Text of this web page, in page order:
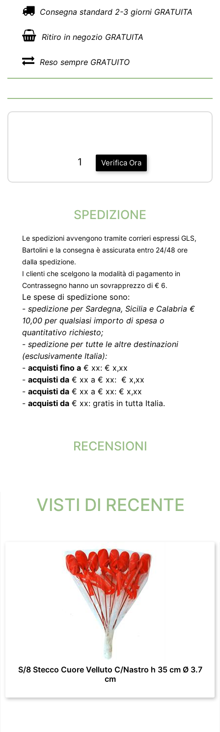
Consegna standard 2-3 giorni GRATUITA
Ritiro in negozio GRATUITA
Reso sempre GRATUITO
Verifica Ora
1
SPEDIZIONE
Le spedizioni avvengono tramite corrieri espressi GLS,
Bartolini e la consegna è assicurata entro 24/48 ore
dalla spedizione.
I clienti che scelgono la modalità di pagamento in
Contrassegno hanno un sovrapprezzo di € 6.
Le spese di spedizione sono:
- spedizione per Sardegna, Sicilia e Calabria €
10,00 per qualsiasi importo di spesa o
quantitativo richiesto;
- spedizione per tutte le altre destinazioni
(esclusivamente Italia):
- acquisti fino a € xx: € x,xx
- acquisti da € xx a € xx: € x,xx
- acquisti da € xx a € xx: € x,xx
- acquisti da € xx: gratis in tutta Italia.
RECENSIONI
VISTI DI RECENTE
S/8 Stecco Cuore Velluto C/Nastro h 35 cm Ø 3.7
cm